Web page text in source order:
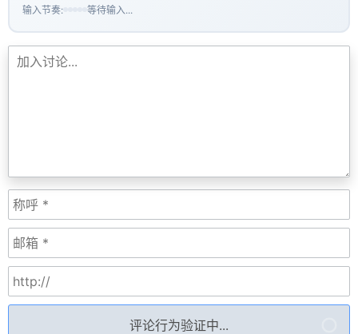
输入节奏: 等待输入...
评论行为验证中...